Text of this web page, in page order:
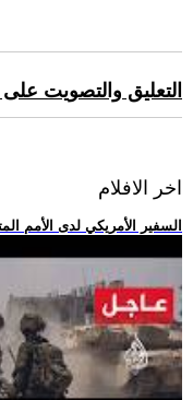
التعليق والتصويت
اخر الافلام
.. السفير الأمريكي لدى